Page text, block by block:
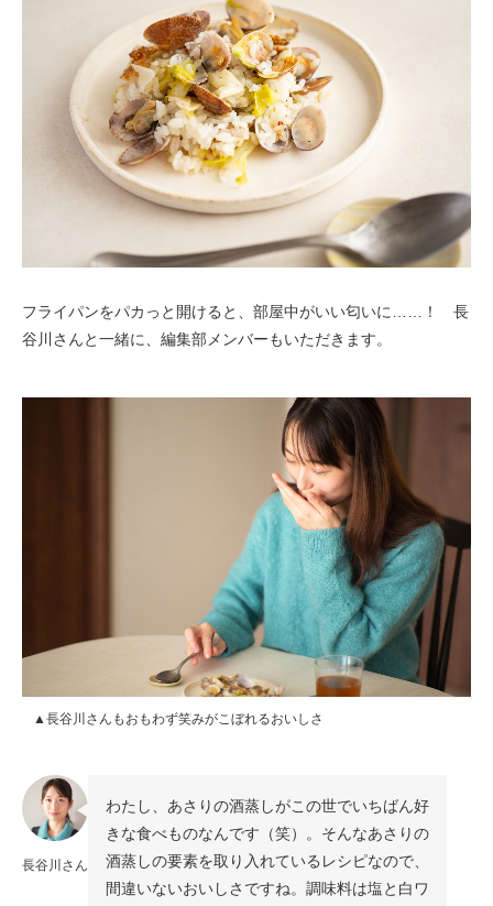
フライパンをパカっと開けると、部屋中がいい匂いに……！ 長
谷川さんと一緒に、編集部メンバーもいただきます。
▲長谷川さんもおもわず笑みがこぼれるおいしさ
長谷川さん
わたし、あさりの酒蒸しがこの世でいちばん好
きな食べものなんです（笑）。そんなあさりの
酒蒸しの要素を取り入れているレシピなので、
間違いないおいしさですね。調味料は塩と白ワ